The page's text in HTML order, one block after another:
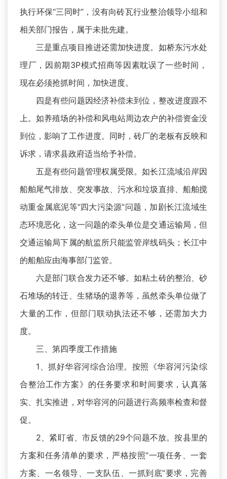
执行环保“三同时”，没有向砖瓦行业整治领导小组和
相关部门报告，属于未批先建。
三是重点项目推进还需加快进度。如桥东污水处
理厂，因前期3P模式招商等因素耽误了一些时间，
现在必须抢抓时间，加快进度。
四是有些问题因经济补偿未到位，整改进度跟不
上。如养殖场的补偿和风电站周边农户的补偿资金没
到位，影响了工作进度。同时，砖厂的老板有反映和
诉求，请求县政府适当给予补偿。
五是有些问题管理权属受限。如长江流域沿岸因
船舶尾气排放、突发事故、污水和垃圾直排、船舶搅
动重金属底泥等“四大污染源”问题，加剧长江流域生
态环境恶化，这一问题的牵头单位是交通运输局，但
交通运输局下属的航监所只能监管岸线码头；长江中
的船舶应由海事部门监管。
六是部门联合发力还不够。如粘土砖的整治、砂
石堆场的转迁、生猪场的退养等，虽然牵头单位做了
大量的工作，但部门联动执法还不够，还需加大力
度。
三、第四季度工作措施
1、抓好华容河综合治理。按照《华容河污染综
合整治工作方案》的任务要求和时间要求，认真落
实、扎实推进，对华容河的问题进行高频率检查和督
促。
2、紧盯省、市反馈的29个问题不放。按县里的
方案和任务清单的要求，严格按照“一项任务、一套
方案、一名领导、一支队伍、一抓到底”要求，完善